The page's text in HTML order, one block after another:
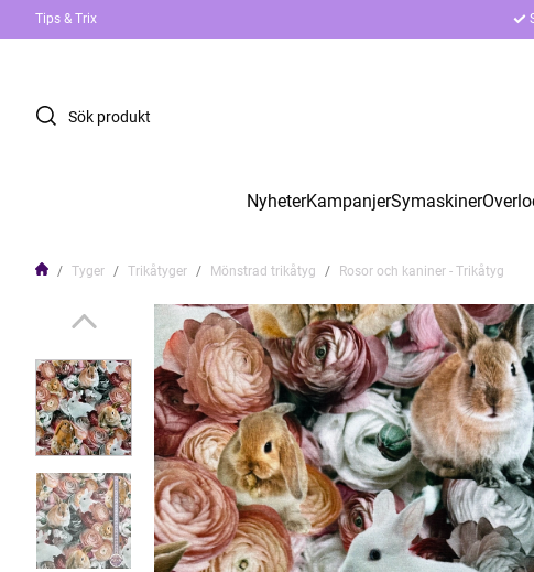
Tips & Trix
NyheterKampanjerSymaskiner
Tyger Trikåtyger Mönstrad trikåtyg Rosor och kaniner - Trikåtyg